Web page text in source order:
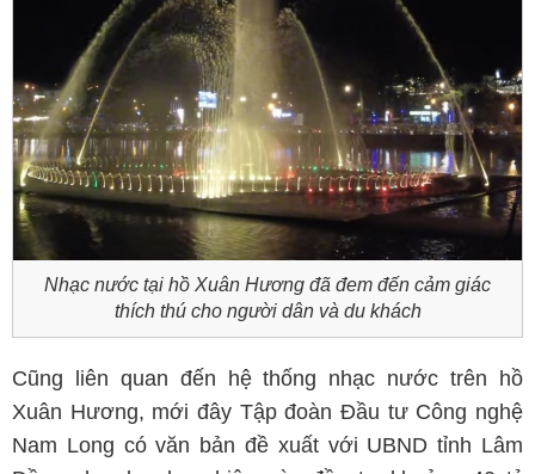
Nhạc nước tại hồ Xuân Hương đã đem đến cảm giác
thích thú cho người dân và du khách
Cũng liên quan đến hệ thống nhạc nước trên hồ
Xuân Hương, mới đây Tập đoàn Đầu tư Công nghệ
Nam Long có văn bản đề xuất với UBND tỉnh Lâm